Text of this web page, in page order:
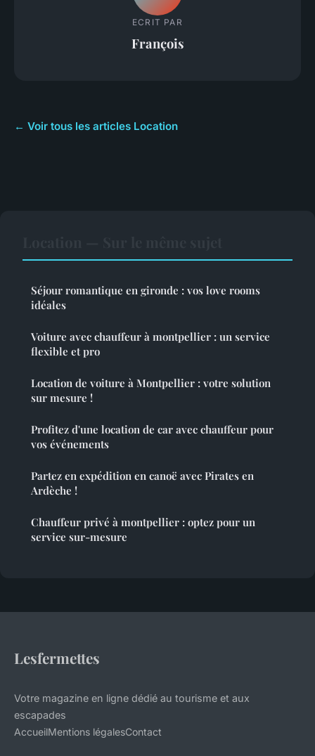
ECRIT PAR
François
← Voir tous les articles Location
Séjour romantique en gironde : vos love rooms
idéales
Voiture avec chauffeur à montpellier : un service
flexible et pro
Location de voiture à Montpellier : votre solution
sur mesure !
Profitez d'une location de car avec chauffeur pour
vos événements
Partez en expédition en canoë avec Pirates en
Ardèche !
Chauffeur privé à montpellier : optez pour un
service sur-mesure
Lesfermettes
Votre magazine en ligne dédié au tourisme et aux
escapades
AccueilMentions légalesContact